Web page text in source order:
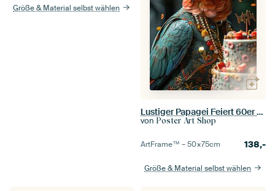
Größe & Material selbst wählen
Lustiger Papagei Feiert 60er 70er Disco Geburtstag
von Poster Art Shop
ArtFrame™ –50×75cm 138,-
Größe & Material selbst wählen